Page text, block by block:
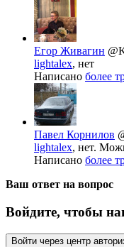
Егор Живагин
lightalex, нет
Написано более
Павел Корнилов
lightalex, нет.
Написано более
Ваш ответ на вопрос
Войдите, чтобы
Войти через центр